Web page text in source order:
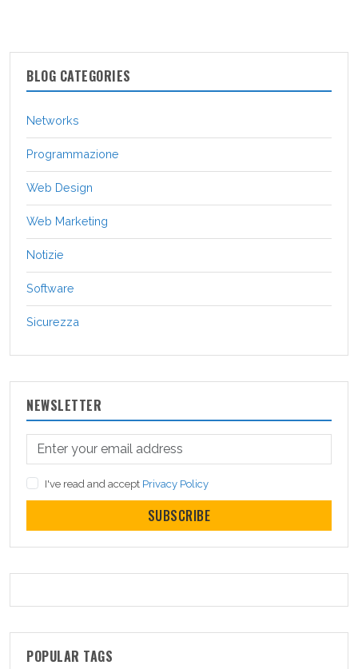
BLOG CATEGORIES
Networks
Programmazione
Web Design
Web Marketing
Notizie
Software
Sicurezza
NEWSLETTER
I've read and accept Privacy Policy
SUBSCRIBE
POPULAR TAGS